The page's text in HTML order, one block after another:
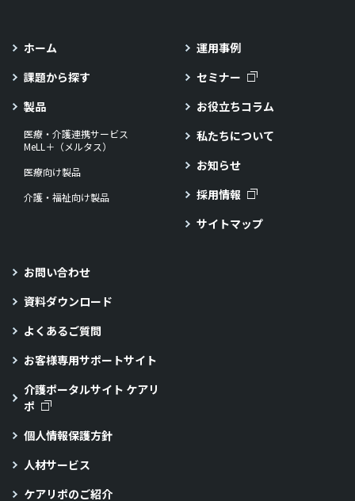
ホーム
課題から探す
製品
医療・介護連携サービス
MeLL＋（メルタス）
医療向け製品
介護・福祉向け製品
運用事例
セミナー
お役立ちコラム
私たちについて
お知らせ
採用情報
サイトマップ
お問い合わせ
資料ダウンロード
よくあるご質問
お客様専用サポートサイト
介護ポータルサイト ケアリ
ポ
個人情報保護方針
人材サービス
ケアリポのご紹介